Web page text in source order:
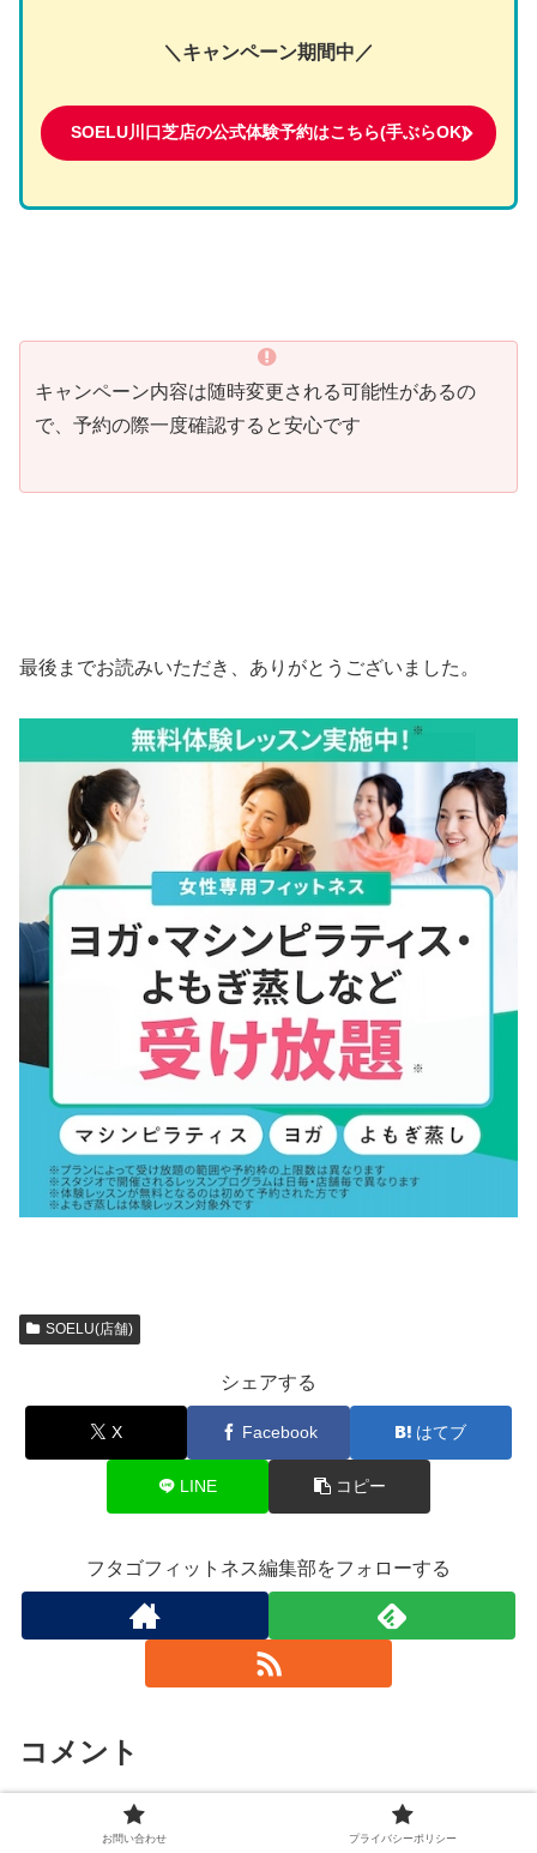
＼キャンペーン期間中／
SOELU川口芝店の公式体験予約はこちら(手ぶらOK)
キャンペーン内容は随時変更される可能性があるの
で、予約の際一度確認すると安心です
最後までお読みいただき、ありがとうございました。
SOELU(店舗)
シェアする
X Facebook はてブ
LINE コピー
フタゴフィットネス編集部をフォローする
コメント
コメントを書き込む
お問い合わせ プライバシーポリシー